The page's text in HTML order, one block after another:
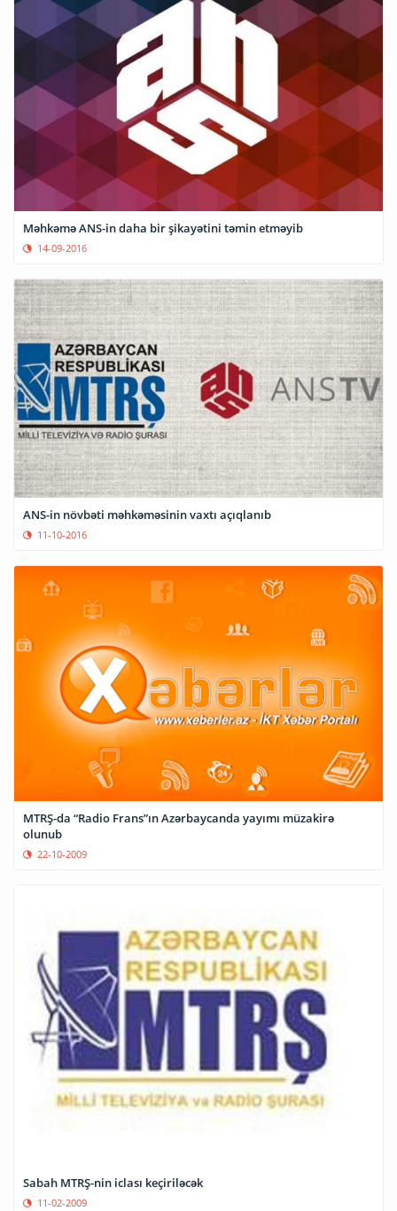
Məhkəmə ANS-in daha bir şikayətini təmin etməyib
14-09-2016
ANS-in növbəti məhkəməsinin vaxtı açıqlanıb
11-10-2016
MTRŞ-da “Radio Frans”ın Azərbaycanda yayımı müzakirə
olunub
22-10-2009
Sabah MTRŞ-nin iclası keçiriləcək
11-02-2009